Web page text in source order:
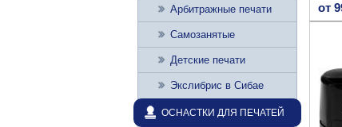
от
Арбитражные печати
Самозанятые
Детские печати
Экслибрис в Сибае
ОСНАСТКИ ДЛЯ ПЕЧАТЕЙ